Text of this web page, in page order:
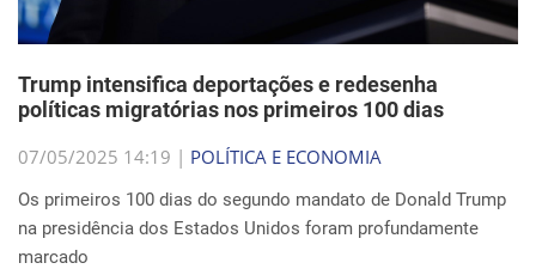
Trump intensifica deportações e redesenha
políticas migratórias nos primeiros 100 dias
07/05/2025 14:19 | POLÍTICA E ECONOMIA
Os primeiros 100 dias do segundo mandato de Donald Trump
na presidência dos Estados Unidos foram profundamente
marcado